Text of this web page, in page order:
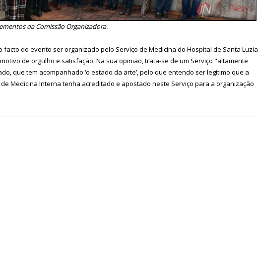
da Comissão Organizadora.
facto do evento ser organizado pelo Serviço de Medicina do Hospital de Santa Luzia,
de orgulho e satisfação. Na sua opinião, trata-se de um Serviço "altamente
que tem acompanhado ‘o estado da arte’, pelo que entendo ser legítimo que a
Medicina Interna tenha acreditado e apostado neste Serviço para a organização